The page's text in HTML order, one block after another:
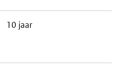
10 jaar